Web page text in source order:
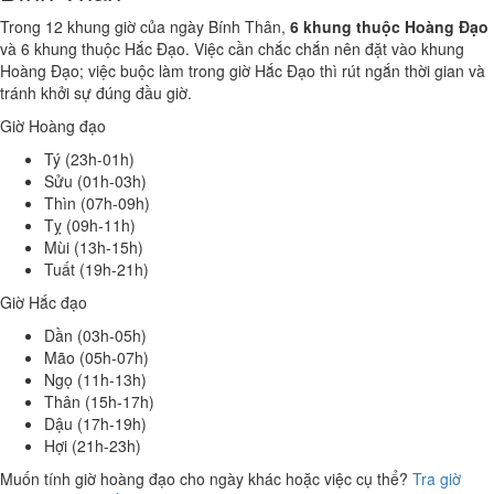
Trong 12 khung giờ của ngày Bính Thân, 6 khung thuộc Hoàng Đạo
và 6 khung thuộc Hắc Đạo. Việc cần chắc chắn nên đặt vào khung
Hoàng Đạo; việc buộc làm trong giờ Hắc Đạo thì rút ngắn thời gian và
tránh khởi sự đúng đầu giờ.
Giờ Hoàng đạo
Tý (23h-01h)
Sửu (01h-03h)
Thìn (07h-09h)
Tỵ (09h-11h)
Mùi (13h-15h)
Tuất (19h-21h)
Giờ Hắc đạo
Dần (03h-05h)
Mão (05h-07h)
Ngọ (11h-13h)
Thân (15h-17h)
Dậu (17h-19h)
Hợi (21h-23h)
Muốn tính giờ hoàng đạo cho ngày khác hoặc việc cụ thể? Tra giờ